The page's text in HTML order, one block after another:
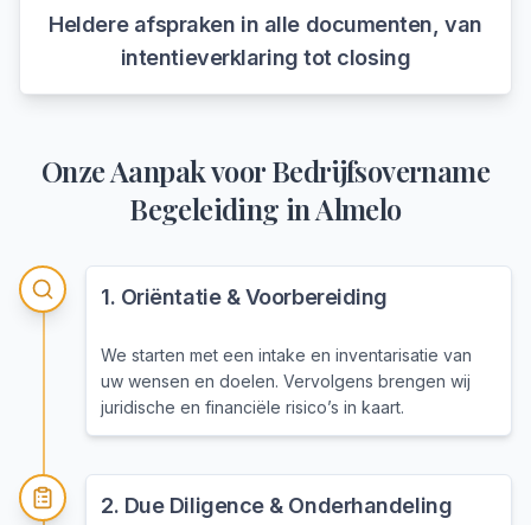
Heldere afspraken in alle documenten, van
intentieverklaring tot closing
Onze Aanpak voorBedrijfsovername
Begeleiding inAlmelo
1. Oriëntatie & Voorbereiding
We starten met een intake en inventarisatie van
uw wensen en doelen. Vervolgens brengen wij
juridische en financiële risico’s in kaart.
2. Due Diligence & Onderhandeling